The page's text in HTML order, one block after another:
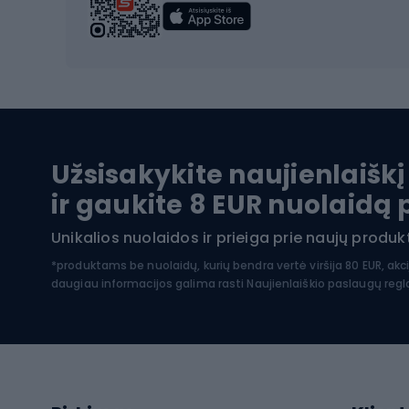
Vandens sportai
Baidarės
SUP lentos
Hidrokostiumai nardymui
Turistinė apranga
Užsisakykite naujienlaiškį
ir gaukite 8 EUR
Unikalios nuolaidos ir prieiga prie naujų
*produktams be nuolaidų, kurių bendra vertė viršija 80 EUR,
daugiau informacijos galima rasti Naujienlaiškio paslaugų